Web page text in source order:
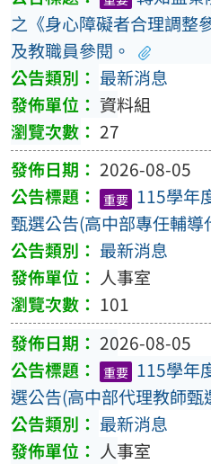
之《身心障礙者合理調整
及教職員參閱。
最新消息
資料組
27
2026-08-05
重要 115學年
甄選公告(高中部專任輔導
最新消息
人事室
101
2026-08-05
重要 115學年
選公告(高中部代理教師甄
最新消息
人事室